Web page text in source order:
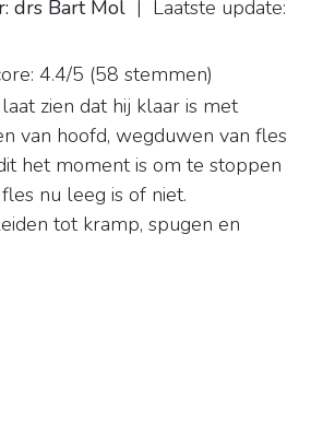
drs Bart Mol | Laatste update:
4.4/5 (58 stemmen)
laat zien dat hij klaar is met
van hoofd, wegduwen van fles
het moment is om te stoppen
nu leeg is of niet.
tot kramp, spugen en